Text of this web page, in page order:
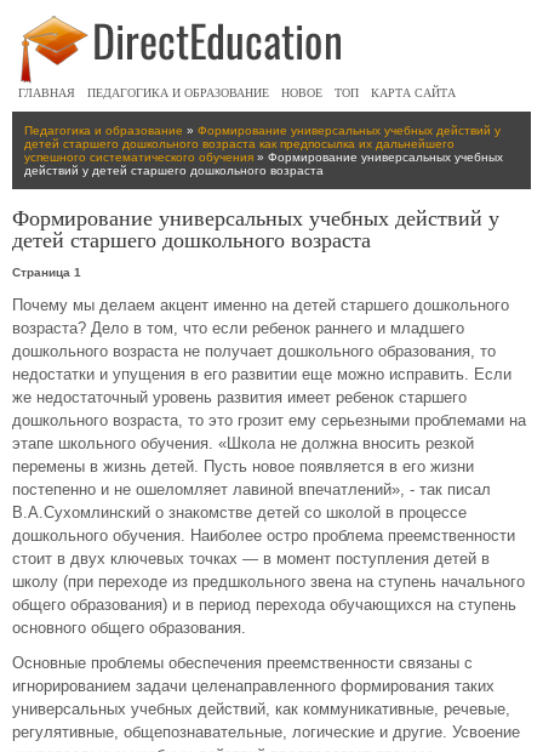
ГЛАВНАЯ ПЕДАГОГИКА И ОБРАЗОВАНИЕ НОВОЕ ТОП КАРТА САЙТА
Педагогика и образование » Формирование универсальных учебных действий у
детей старшего дошкольного возраста как предпосылка их дальнейшего
успешного систематического обучения » Формирование универсальных учебных
действий у детей старшего дошкольного возраста
Формирование универсальных учебных действий у
детей старшего дошкольного возраста
Страница 1
Почему мы делаем акцент именно на детей старшего дошкольного
возраста? Дело в том, что если ребенок раннего и младшего
дошкольного возраста не получает дошкольного образования, то
недостатки и упущения в его развитии еще можно исправить. Если
же недостаточный уровень развития имеет ребенок старшего
дошкольного возраста, то это грозит ему серьезными проблемами на
этапе школьного обучения. «Школа не должна вносить резкой
перемены в жизнь детей. Пусть новое появляется в его жизни
постепенно и не ошеломляет лавиной впечатлений», - так писал
В.А.Сухомлинский о знакомстве детей со школой в процессе
дошкольного обучения. Наиболее остро проблема преемственности
стоит в двух ключевых точках — в момент поступления детей в
школу (при переходе из предшкольного звена на ступень начального
общего образования) и в период перехода обучающихся на ступень
основного общего образования.
Основные проблемы обеспечения преемственности связаны с
игнорированием задачи целенаправленного формирования таких
универсальных учебных действий, как коммуникативные, речевые,
регулятивные, общепознавательные, логические и другие. Усвоение